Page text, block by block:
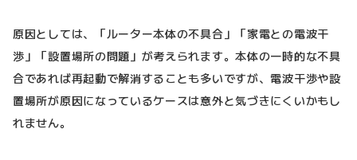
原因としては、「ルーター本体の不具合」「家電との電波干
渉」「設置場所の問題」が考えられます。本体の一時的な不具
合であれば再起動で解消することも多いですが、電波干渉や設
置場所が原因になっているケースは意外と気づきにくいかもし
れません。